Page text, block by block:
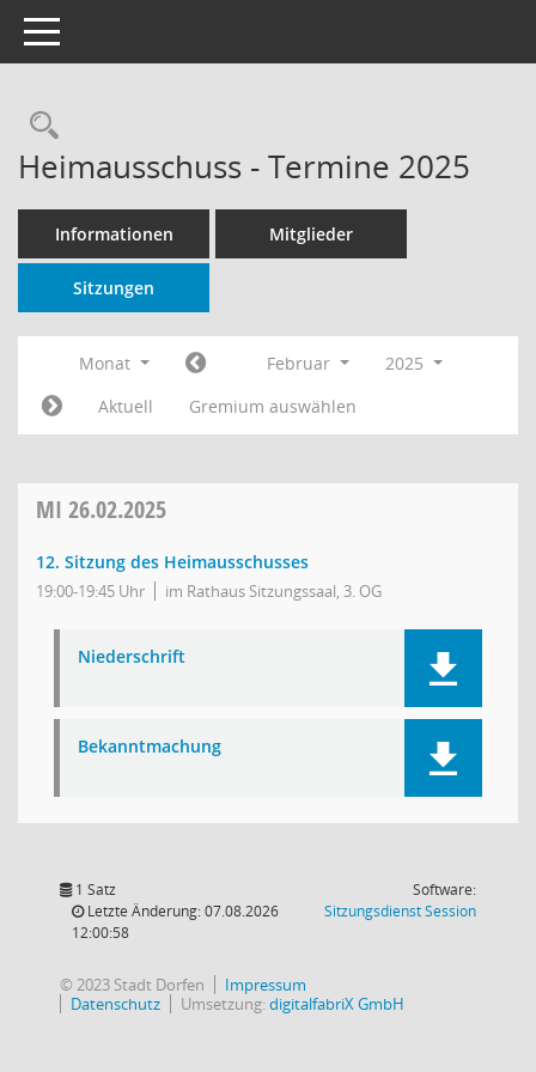
Toggle navigation
Rechercheauswahl
Heimausschuss - Termine 2025
Informationen Mitglieder
Sitzungen
Monat Februar
2025
Aktuell
Gremium auswählen
MI 26.02.2025
12. Sitzung des Heimausschusses
19:00-19:45 Uhr im Rathaus Sitzungssaal, 3. OG
Niederschrift
Bekanntmachung
1 Satz
Letzte Änderung: 07.08.2026
12:00:58
Software:
SitzungsdienstSession(Wird in
© 2023 Stadt Dorfen
Impressum
Datenschutz
Umsetzung:digitalfabriX GmbH